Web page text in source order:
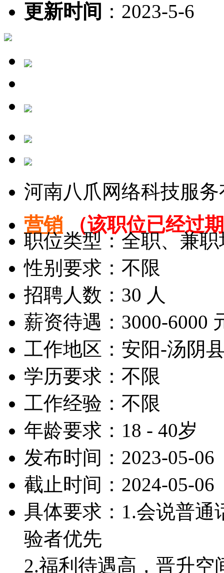
更新时间 ： 2023-5-6
河南八爪网络科技服
营销
（该职位已经过
职位类型：全职、兼职
性别要求：不限
招聘人数：30 人
薪资待遇：3000-6000
工作地区：安阳-汤阴
学历要求：不限
工作经验：不限
年龄要求：18 - 40岁
发布时间：2023-05-06
截止时间：2024-05-06
具体要求：1.会说普通
验者优先
2.福利待遇高，晋升空